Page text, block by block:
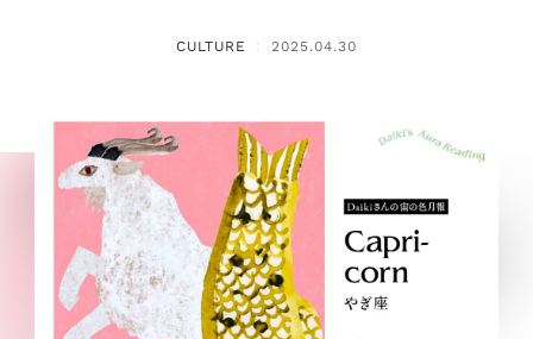
CULTURE ： 2025.04.30